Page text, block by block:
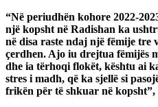
“Në periudhën kohore 2022-
një kopsht në Radishan ka
në disa raste ndaj një fëmije tre
çerdhen. Ajo iu drejtua fëmijës
dhe ia tërhoqi flokët, kështu ai
stres i madh, që ka sjellë si
frikën për të shkuar në kopsht”,